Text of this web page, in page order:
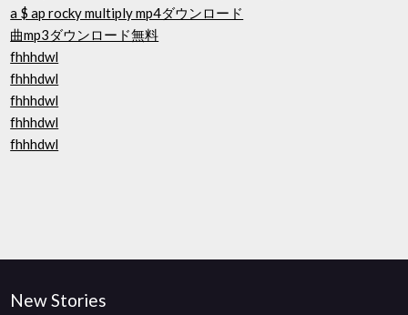
a $ ap rocky multiply mp4ダウンロード
曲mp3ダウンロード無料
fhhhdwl
fhhhdwl
fhhhdwl
fhhhdwl
fhhhdwl
New Stories